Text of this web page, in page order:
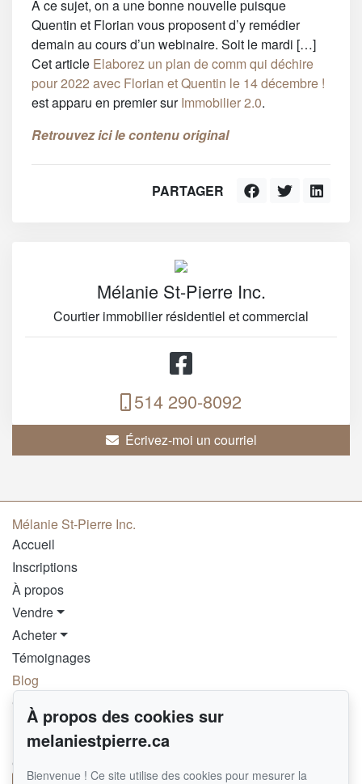
À ce sujet, on a une bonne nouvelle puisque
Quentin et Florian vous proposent d’y remédier
demain au cours d’un webinaire. Soit le mardi […]
Cet article Elaborez un plan de comm qui déchire
pour 2022 avec Florian et Quentin le 14 décembre !
est apparu en premier surImmobilier 2.0.
Retrouvez ici le contenu original
PARTAGER
Mélanie St-Pierre Inc.
Courtier immobilier résidentiel et commercial
514 290-8092
Écrivez-moi un courriel
Mélanie St-Pierre Inc.
Accueil
Inscriptions
À propos
Vendre
Acheter
Témoignages
Blog
Contact
Pour me joindre
GROUPE SUTTON SYNERGIE INC.
À propos des cookies sur
melaniestpierre.ca
Bienvenue ! Ce site utilise des cookies pour mesurer la